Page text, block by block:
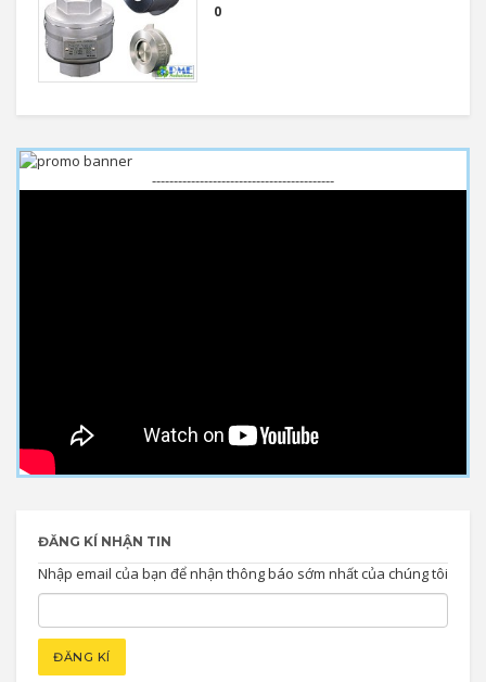
0
------------------------------------------
ĐĂNG KÍ NHẬN TIN
Nhập email của bạn để nhận thông báo sớm nhất của chúng tôi